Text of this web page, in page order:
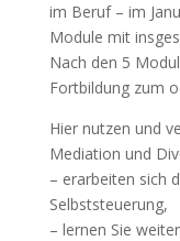
im Beruf – im
Module mit
Nach den 5
Fortbildung zum
Hier nutzen und
Mediation und
– erarbeiten sich
Selbststeuerung,
– lernen Sie